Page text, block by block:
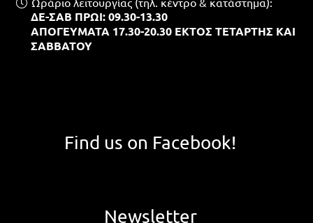
ΔΕ-ΣΑΒ ΠΡΩΙ: 09.30-13.30
ΑΠΟΓΕΥΜΑΤΑ 17.30-20.30 ΕΚΤΟΣ ΤΕΤΑΡΤΗΣ ΚΑΙ
ΣΑΒΒΑΤΟΥ
Find us on Facebook!
Newsletter